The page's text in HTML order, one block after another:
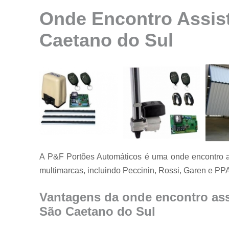
Instalação de
motores para
Manutenção
de motores
Manutenção
de portões
Manutenção
em portões
Motores
portão
portões
Onde Encontro
Caetano do Sul
A P&F Portões Automáticos é uma onde
multimarcas, incluindo Peccinin, Rossi, Garen e
Vantagens da onde encontro
São Caetano do Sul